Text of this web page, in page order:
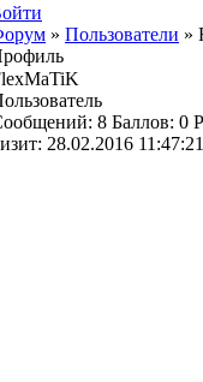
» Пользователи »
8 Баллов: 0
28.02.2016 11:47:21